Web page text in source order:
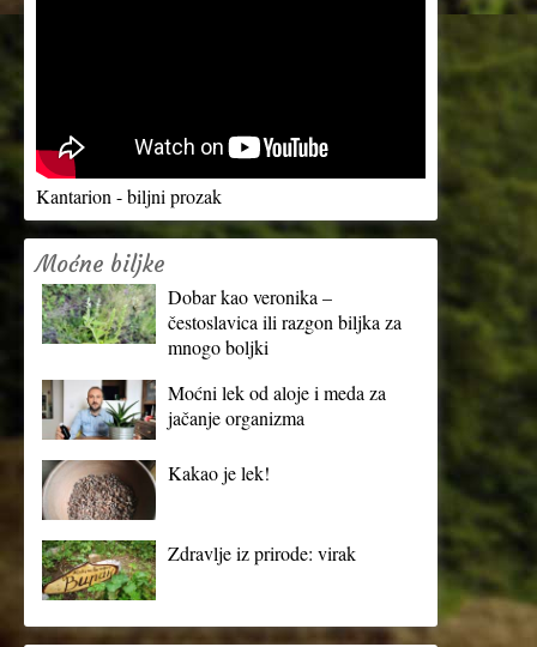
Kantarion - biljni prozak
Moćne biljke
Dobar kao veronika –
čestoslavica ili razgon biljka za
mnogo boljki
Moćni lek od aloje i meda za
jačanje organizma
Kakao je lek!
Zdravlje iz prirode: virak